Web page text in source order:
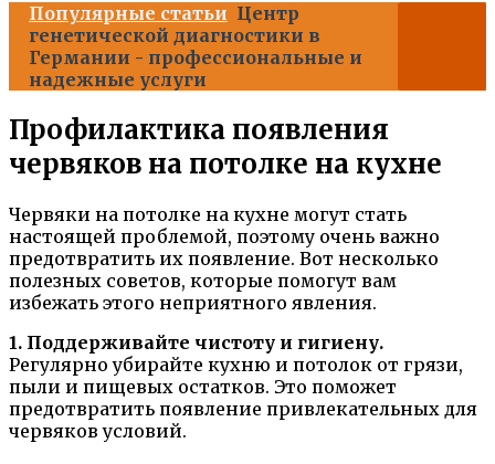
Популярные статьи Центр
генетической диагностики в
Германии - профессиональные и
надежные услуги
Профилактика появления
червяков на потолке на кухне
Червяки на потолке на кухне могут стать
настоящей проблемой, поэтому очень важно
предотвратить их появление. Вот несколько
полезных советов, которые помогут вам
избежать этого неприятного явления.
1. Поддерживайте чистоту и гигиену.
Регулярно убирайте кухню и потолок от грязи,
пыли и пищевых остатков. Это поможет
предотвратить появление привлекательных для
червяков условий.